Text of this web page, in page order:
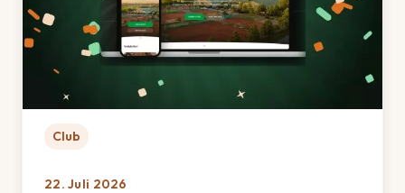
Club
22. Juli 2026